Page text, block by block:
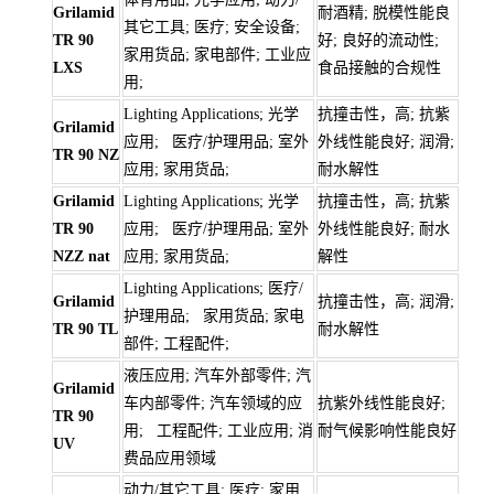
Grilamid
TR 90
LXS
其它工具; 医疗; 安全设备;
家用货品; 家电部件; 工业应
用;
耐酒精; 脱模性能良
好; 良好的流动性;
食品接触的合规性
Grilamid
TR 90 NZ
Lighting Applications; 光学
应用; 医疗/护理用品; 室外
应用; 家用货品;
抗撞击性，高; 抗紫
外线性能良好; 润滑;
耐水解性
Grilamid
TR 90
NZZ nat
Lighting Applications; 光学
应用; 医疗/护理用品; 室外
应用; 家用货品;
抗撞击性，高; 抗紫
外线性能良好; 耐水
解性
Grilamid
TR 90 TL
Lighting Applications; 医疗/
护理用品; 家用货品; 家电
部件; 工程配件;
抗撞击性，高; 润滑;
耐水解性
Grilamid
TR 90
UV
液压应用; 汽车外部零件; 汽
车内部零件; 汽车领域的应
用; 工程配件; 工业应用; 消
费品应用领域
抗紫外线性能良好;
耐气候影响性能良好
动力/其它工具; 医疗; 家用